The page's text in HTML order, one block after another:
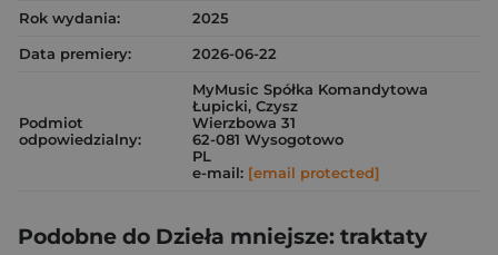
Rok wydania:
2025
Data premiery:
2026-06-22
Podmiot
odpowiedzialny:
MyMusic Spółka Komandytowa
Łupicki, Czysz
Wierzbowa 31
62-081 Wysogotowo
PL
e-mail: [email protected]
Podobne do Dzieła mniejsze: traktaty